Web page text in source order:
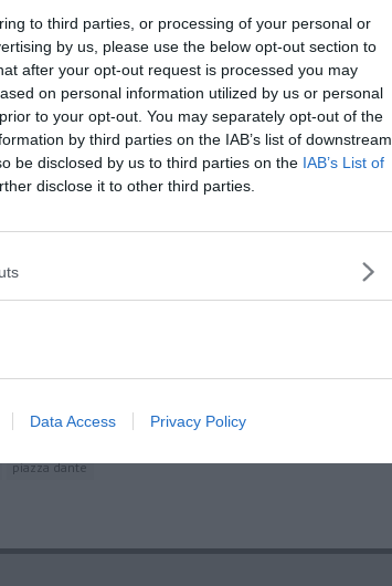
to third parties, or processing of your personal or
by us, please use the below opt-out section to
after your opt-out request is processed you may
on personal information utilized by us or personal
to your opt-out. You may separately opt-out of the
by third parties on the IAB’s list of downstream
be disclosed by us to third parties on the IAB’s List of
disclose it to other third parties.
Data Access Privacy Policy
la lotta all'antibiotico resistenza
tutte le aree della rete scuole
all’ospedale di Arezzo e del
della Settimana della salute.
piazza dante